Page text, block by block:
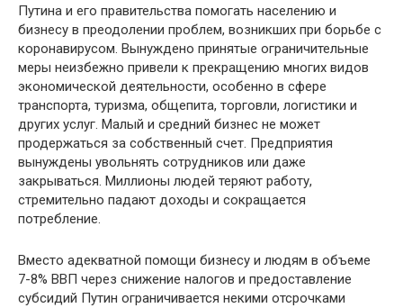
Путина и его правительства помогать населению и
бизнесу в преодолении проблем, возникших при борьбе с
коронавирусом. Вынуждено принятые ограничительные
меры неизбежно привели к прекращению многих видов
экономической деятельности, особенно в сфере
транспорта, туризма, общепита, торговли, логистики и
других услуг. Малый и средний бизнес не может
продержаться за собственный счет. Предприятия
вынуждены увольнять сотрудников или даже
закрываться. Миллионы людей теряют работу,
стремительно падают доходы и сокращается
потребление.
Вместо адекватной помощи бизнесу и людям в объеме
7-8% ВВП через снижение налогов и предоставление
субсидий Путин ограничивается некими отсрочками